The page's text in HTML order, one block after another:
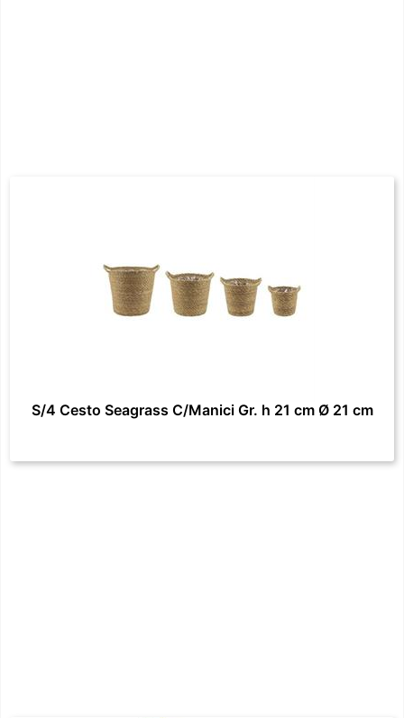
S/4 Cesto Seagrass C/Manici Gr. h 21 cm Ø 21 cm